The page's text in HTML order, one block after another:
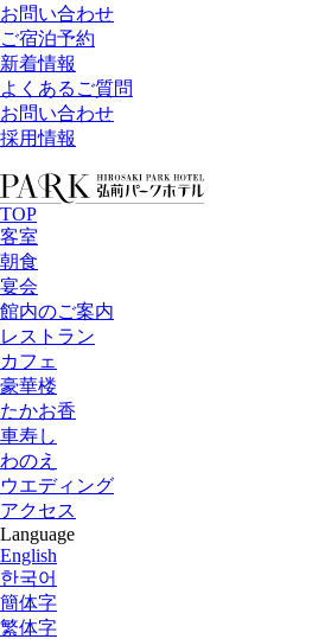
お問い合わせ
ご宿泊予約
新着情報
よくあるご質問
お問い合わせ
採用情報
TOP
客室
朝食
宴会
館内のご案内
レストラン
カフェ
豪華楼
たかお香
車寿し
わのえ
ウエディング
アクセス
Language
English
한국어
簡体字
繁体字